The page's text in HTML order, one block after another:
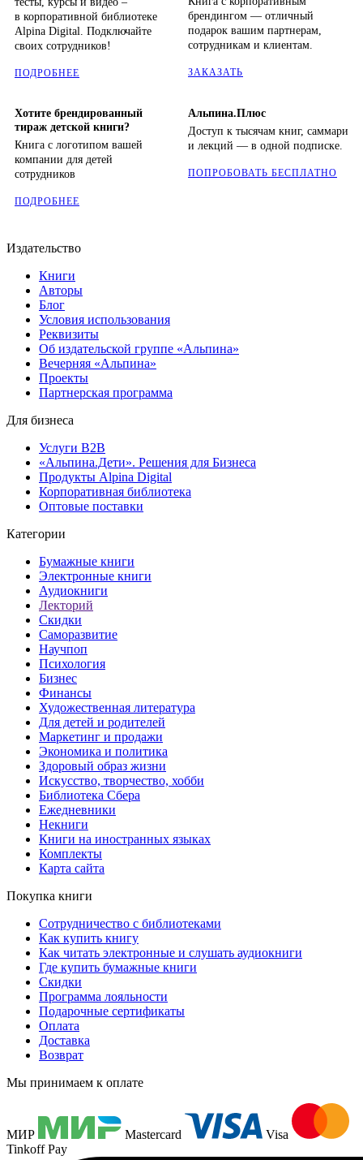
в корпоративной библиотеке
Alpina Digital. Подключайте
своих сотрудников!
ПОДРОБНЕЕ
брендингом — отличный
подарок вашим партнерам,
сотрудникам и клиентам.
ЗАКАЗАТЬ
Хотите брендированный
тираж детской книги?
Книга с логотипом вашей
компании для детей
сотрудников
ПОДРОБНЕЕ
Альпина.Плюс
Доступ к тысячам книг, саммари
и лекций — в одной подписке.
ПОПРОБОВАТЬ БЕСПЛАТНО
Издательство
Книги
Авторы
Блог
Условия использования
Реквизиты
Об издательской группе «Альпина»
Вечерняя «Альпина»
Проекты
Партнерская программа
Для бизнеса
Услуги B2B
«Альпина.Дети». Решения для Бизнеса
Продукты Alpina Digital
Корпоративная библиотека
Оптовые поставки
Категории
Бумажные книги
Электронные книги
Аудиокниги
Лекторий
Скидки
Саморазвитие
Научпоп
Психология
Бизнес
Финансы
Художественная литература
Для детей и родителей
Маркетинг и продажи
Экономика и политика
Здоровый образ жизни
Искусство, творчество, хобби
Библиотека Сбера
Ежедневники
Некниги
Книги на иностранных языках
Комплекты
Карта сайта
Покупка книги
Сотрудничество с библиотеками
Как купить книгу
Как читать электронные и слушать аудиокниги
Где купить бумажные книги
Скидки
Программа лояльности
Подарочные сертификаты
Оплата
Доставка
Возврат
Мы принимаем к оплате
МИР Mastercard
Visa
Tinkoff Pay